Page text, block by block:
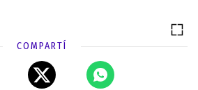
COMPARTÍ